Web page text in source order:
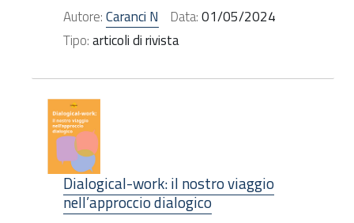
Autore:Caranci N Data:01/05/2024
Tipo:articoli di rivista
Dialogical-work: il nostro viaggio
nell’approccio dialogico